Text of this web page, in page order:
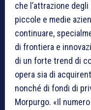
che l’attrazione
piccole e medie
continuare,
di frontiera e
di un forte trend di
opera sia di
nonché di fondi di
Morpurgo. «Il